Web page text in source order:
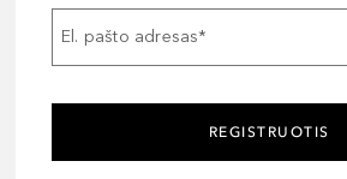
El. pašto adresas*
REGISTRUOTIS